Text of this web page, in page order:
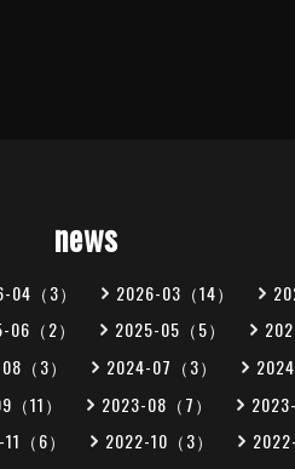
news
04（3） 2026-03（14）
06（2） 2025-05（5）
（3） 2024-07（3）
11） 2023-08（7）
（6） 2022-10（3）